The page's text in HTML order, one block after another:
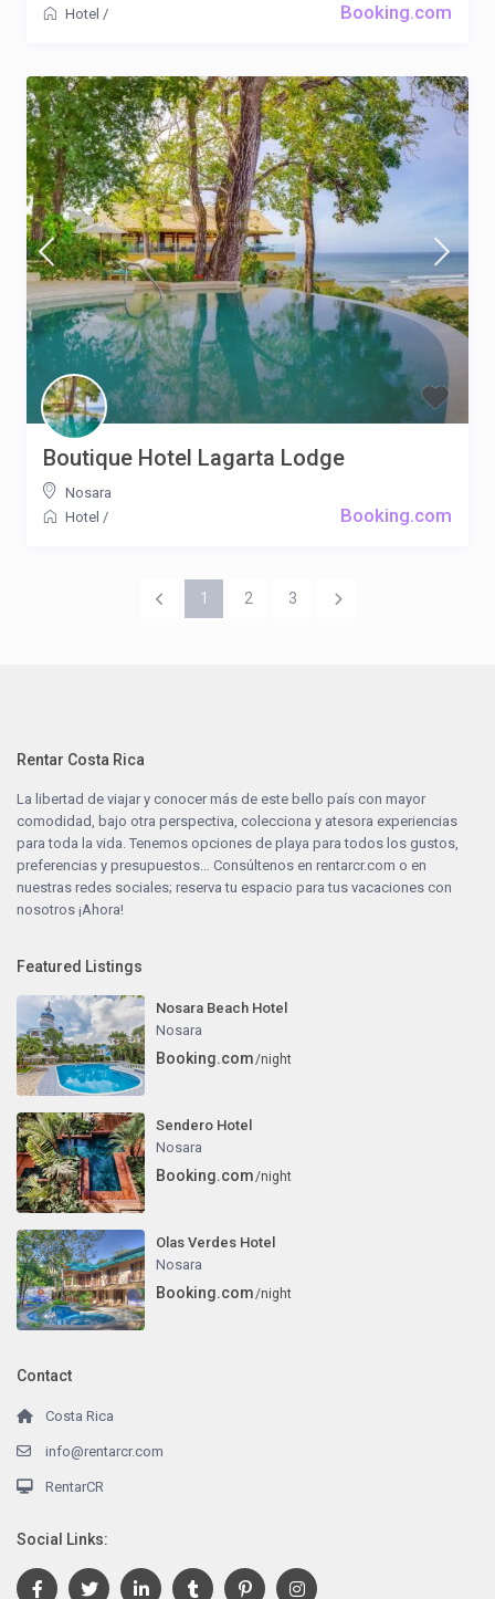
Booking.com
Hotel /
Booking.com
Boutique Hotel Lagarta Lodge
Nosara
Hotel /
1 2 3
Rentar Costa Rica
La libertad de viajar y conocer más de este bello país con mayor
comodidad, bajo otra perspectiva, colecciona y atesora experiencias
para toda la vida. Tenemos opciones de playa para todos los gustos,
preferencias y presupuestos… Consúltenos enrentarcr.com o en
nuestras redes sociales; reserva tu espacio para tus vacaciones con
nosotros ¡Ahora!
Featured Listings
Nosara Beach Hotel
Nosara
Booking.com/night
Sendero Hotel
Nosara
Booking.com/night
Olas Verdes Hotel
Nosara
Booking.com/night
Contact
Costa Rica
info@rentarcr.com
RentarCR
Social Links: